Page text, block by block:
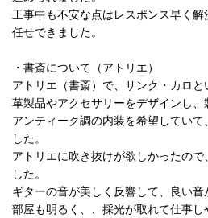
工事中も不安な点はレスポンス早く
任せできました。
・書斎について（アトリエ）
アトリエ（書斎）で、サンク・カロ
革製品やアクセサリーをデザインし、
アンティーク調の内装を希望してい
した。
アトリエに吹き抜けが欲しかったの
した。
ギターの音が美しく反響して、良い音
部屋も明るく、、採光が取れて仕事し